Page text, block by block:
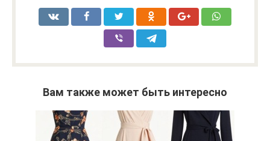
Вам также может быть интересно